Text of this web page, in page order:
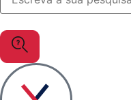
da
MuleSoft